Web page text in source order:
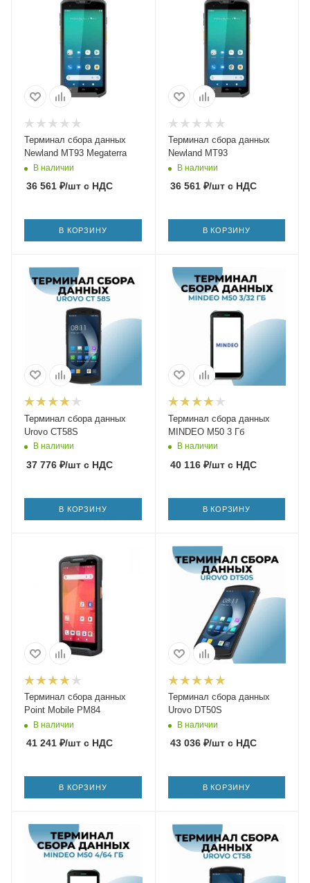
Терминал сбора данных
Newland MT93 Megaterra
В наличии
36 561 ₽/шт с НДС
В КОРЗИНУ
Терминал сбора данных
Newland MT93
В наличии
36 561₽/штс НДС
В КОРЗИНУ
Терминал сбора данных
Urovo CT58S
В наличии
37 776 ₽/шт с НДС
В КОРЗИНУ
Терминал сбора данных
MINDEO M50 3 Гб
В наличии
40 116₽/штс НДС
В КОРЗИНУ
Терминал сбора данных
Point Mobile PM84
В наличии
41 241 ₽/шт с НДС
В КОРЗИНУ
Терминал сбора данных
Urovo DT50S
В наличии
43 036₽/штс НДС
В КОРЗИНУ